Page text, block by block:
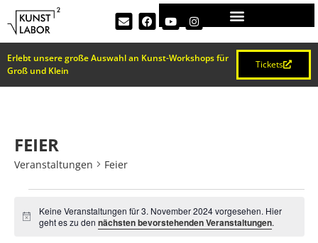
Erlebt unsere große Auswahl an Kunst-Workshops für
Groß und Klein
Tickets
FEIER
Veranstaltungen Feier
Hinweis
Keine Veranstaltungen für 3. November 2024 vorgesehen. Hier
geht es zu dennächsten bevorstehenden Veranstaltungen.